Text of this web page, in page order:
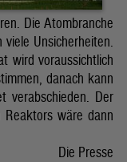
Die Atombranche
Unsicherheiten.
wird voraussichtlich
danach kann
verabschieden. Der
wäre dann
Die Presse